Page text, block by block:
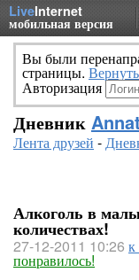
LiveInternet
мобильная версия
Вы были
страницы.
Авторизация
Дневник
Лента друзей -
Алкоголь в
количествах!
27-12-2011 10:26
понравилось!